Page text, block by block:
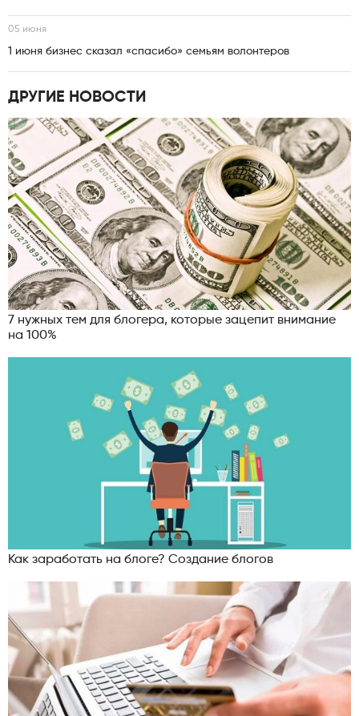
05 июня
1 июня бизнес сказал «спасибо» семьям волонтеров
ДРУГИЕ НОВОСТИ
7 нужных тем для блогера, которые зацепит внимание
на 100%
Как заработать на блоге? Создание блогов